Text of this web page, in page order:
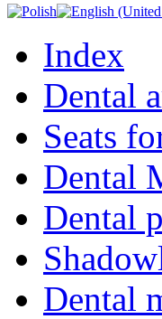
Index
Dental
Seats
Dental
Dental
Dental